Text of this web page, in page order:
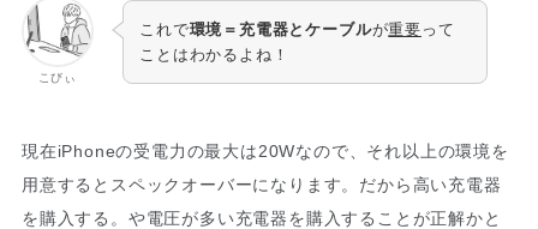
こびぃ
これで環境＝充電器とケーブルが重要 って
ことはわかるよね！
現在iPhoneの受電力の最大は20Wなので、それ以上の環境を
用意するとスペックオーバーになります。だから高い充電器
を購入する。や電圧が多い充電器を購入することが正解かと